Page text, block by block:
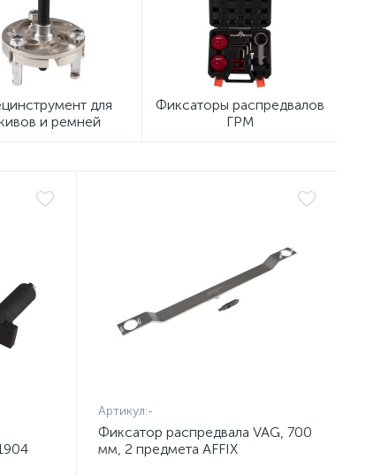
для
и ремней
Фиксаторы распредвалов
ГРМ
Артикул:-
Фиксатор распредвала VAG, 700
мм, 2 предмета AFFIX